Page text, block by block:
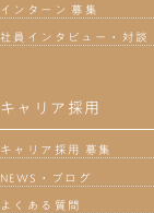
インターン 募集
社員インタビュー・対談
キャリア採用
キャリア採用 募集
NEWS・ブログ
よくある質問